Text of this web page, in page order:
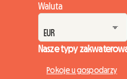
Waluta
Nasze typy
Pokoje u gospodarzy